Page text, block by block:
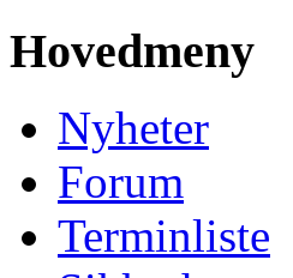
Hovedmeny
Nyheter
Forum
Terminliste